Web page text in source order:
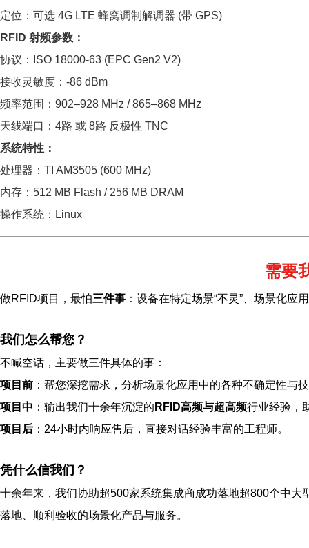
定位：可选 4G LTE 蜂窝调制解调器 (带 GPS)
RFID 射频参数：
协议：ISO 18000-63 (EPC Gen2 V2)
接收灵敏度：-86 dBm
频率范围：902–928 MHz / 865–868 MHz
天线端口：4路 或 8路 反极性 TNC
系统特性：
处理器：TI AM3505 (600 MHz)
内存：512 MB Flash / 256 MB DRAM
操作系统：Linux
需要
做RFID项目，最怕三件事 ：设备在特定场景“不灵”、场景化
我们怎么帮您？
不喊空话，主要做三件具体的事：
项目前 ：帮您深挖需求，分析场景化应用中的各种不确定性与
项目中 ：输出我们十余年沉淀的 RFID高频与超高频行业经验，
项目后 ：24小时内响应售后，直接对话经验丰富的工程师。
凭什么信我们？
十余年来，我们协助超500家系统集成商成功落地超800个中大
落地、顺利验收的场景化产品与服务。